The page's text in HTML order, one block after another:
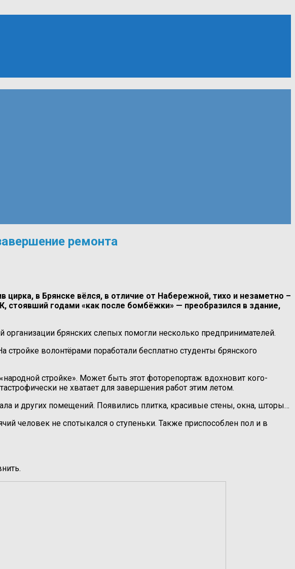
ремонта
в Брянске вёлся, в отличие от Набережной, тихо и незаметно –
стоявший годами «как после бомбёжки» — преобразился в здание,
брянских слепых помогли несколько предпринимателей.
волонтёрами поработали бесплатно студенты брянского
стройке». Может быть этот фоторепортаж вдохновит кого-
не хватает для завершения работ этим летом.
и других помещений. Появились плитка, красивые стены, окна, шторы…
человек не спотыкался о ступеньки. Также приспособлен пол и в